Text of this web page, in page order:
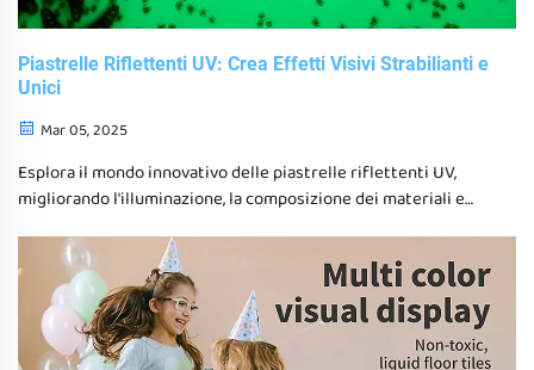
Piastrelle Riflettenti UV: Crea Effetti Visivi Strabilianti e
Unici
Mar 05, 2025
Esplora il mondo innovativo delle piastrelle riflettenti UV,
migliorando l'illuminazione, la composizione dei materiali e
Scopri il loro impatto sull'efficienza energetica, la luce
ambiente e le aree di gioco sensoriale, offrendo effetti visivi
straordinari mentre promuovi la sostenibilità.